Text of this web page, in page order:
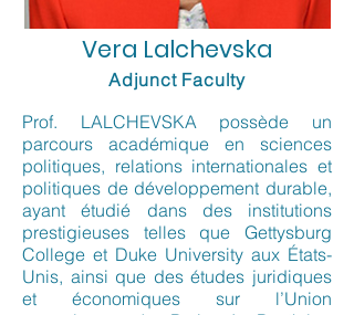
Vera Lalchevska
Adjunct Faculty
Prof. LALCHEVSKA possède un
parcours académique en sciences
politiques, relations internationales et
politiques de développement durable,
ayant étudié dans des institutions
prestigieuses telles que Gettysburg
College et Duke University aux États-
Unis, ainsi que des études juridiques
et économiques sur l’Union